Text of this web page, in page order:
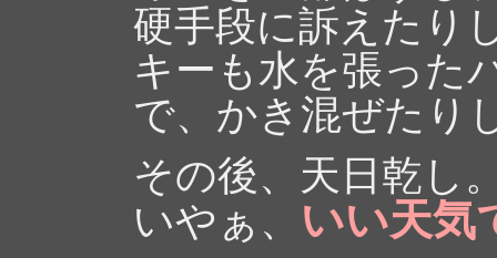
硬手段に訴えたり
キーも水を張った
で、かき混ぜたり
その後、天日乾し
いやぁ、 いい天気